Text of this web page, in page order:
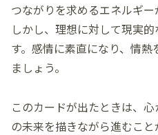
つながりを求めるエネルギー
しかし、理想に対して現実
す。感情に素直になり、情
ましょう。
このカードが出たときは、
の未来を描きながら進むこと